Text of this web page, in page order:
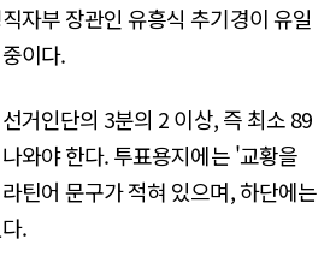
자부 장관인 유흥식 추기경이 유일
이다.
거인단의 3분의 2 이상, 즉 최소 89
와야 한다. 투표용지에는 '교황을
틴어 문구가 적혀 있으며, 하단에는
.